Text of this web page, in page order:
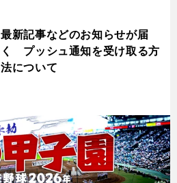
最新記事などのお知らせが届
く プッシュ通知を受け取る方
法について